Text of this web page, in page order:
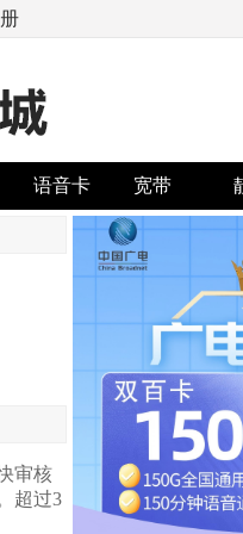
语音卡 宽带
审核
超过3